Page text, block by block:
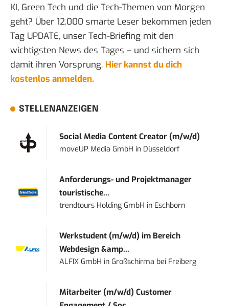
KI, Green Tech und die Tech-Themen von Morgen
geht? Über 12.000 smarte Leser bekommen jeden
Tag UPDATE, unser Tech-Briefing mit den
wichtigsten News des Tages – und sichern sich
damit ihren Vorsprung. Hier kannst du dich
kostenlos anmelden.
STELLENANZEIGEN
Social Media Content Creator (m/w/d)
moveUP Media GmbH in Düsseldorf
Anforderungs- und Projektmanager
touristische...
trendtours Holding GmbH in Eschborn
Werkstudent (m/w/d) im Bereich
Webdesign &amp...
ALFIX GmbH inGroßschirma bei Freiberg
Mitarbeiter (m/w/d) Customer